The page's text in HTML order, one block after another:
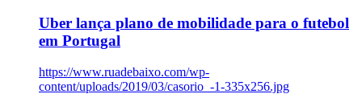
Uber lança plano de mobilidade para o futebol
em Portugal
https://www.ruadebaixo.com/wp-
content/uploads/2019/03/casorio_-1-335x256.jpg